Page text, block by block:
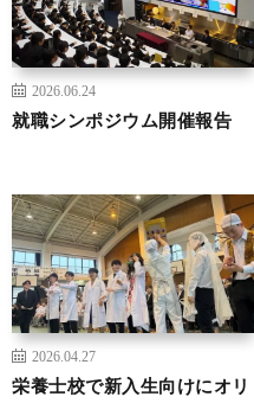
2026.06.24
就職シンポジウム開催報告
2026.04.27
栄養士校で新入生向けにオリ